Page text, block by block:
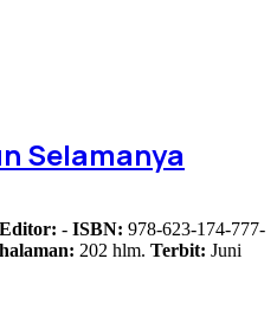
Selamanya
Editor: - ISBN: 978-623-174-777-
202 hlm. Terbit: Juni